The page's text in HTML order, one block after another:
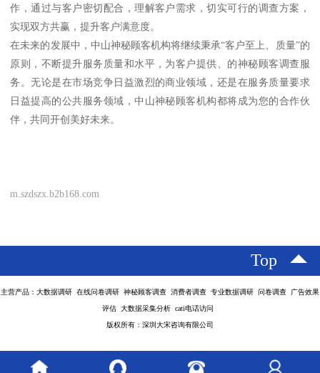
作，通过与客户密切配合，理解客户需求，切实可行的调查方案，
实现双方共赢，提升客户满意度。
在未来的发展中，中山神秘顾客机构将继续秉承“客户至上、质量”的
原则，不断提升服务质量和水平，为客户提供、的神秘顾客调查服
务。无论是在市场竞争日益激烈的商业领域，还是在服务质量要求
日益提高的公共服务领域，中山神秘顾客机构都将成为您的合作伙
伴，共同开创美好未来。
m.szdszx.b2b168.com
Top
主营产品：大数据调研 在线问卷调研 神秘顾客调查 消费者调查 专业数据调研 问卷调查 广告效果
评估 大数据采集分析 cati电话访问
版权所有：深圳大宋咨询有限公司